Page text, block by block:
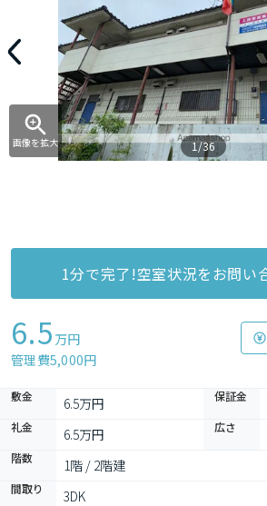
画像を拡大 1/36
1分で完了!空室状況をお問い
6.5 万円
管理費5,000円
敷金 6.5万円 保証金
礼金 6.5万円 広さ
階数 1階 / 2階建
間取り 3DK